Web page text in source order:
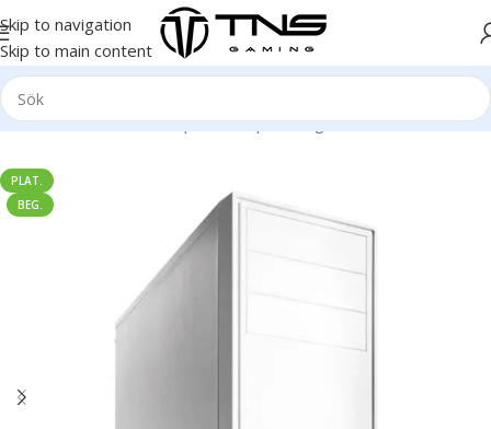
Skip to navigation
Skip to main content
Hem/Stationär dator/Speldator | Gamingdator/Platinum klass
PLAT.
BEG.